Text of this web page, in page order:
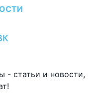
- статьи и новости,